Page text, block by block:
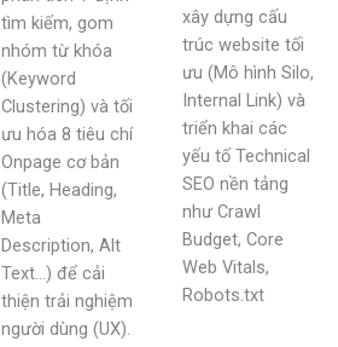
tìm kiếm, gom
nhóm từ khóa
(Keyword
Clustering) và tối
ưu hóa 8 tiêu chí
Onpage cơ bản
(Title, Heading,
Meta
Description, Alt
Text…) để cải
thiện trải nghiệm
người dùng (UX).
xây dựng cấu
trúc website tối
ưu (Mô hình Silo,
Internal Link) và
triển khai các
yếu tố Technical
SEO nền tảng
như Crawl
Budget, Core
Web Vitals,
Robots.txt